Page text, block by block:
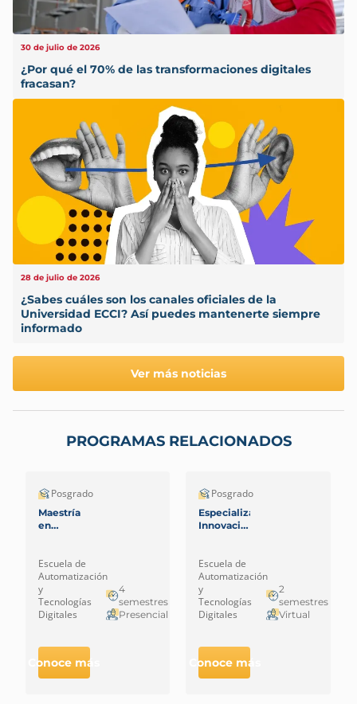
30 de julio de 2026
¿Por qué el 70% de las transformaciones digitales
fracasan?
28 de julio de 2026
¿Sabes cuáles son los canales oficiales de la
Universidad ECCI? Así puedes mantenerte siempre
informado
Ver más noticias
PROGRAMAS RELACIONADOS
Posgrado
Maestría
en
Escuela de
Automatización
y
Tecnologías
Digitales
4
semestres
Presencial
Conoce más
Posgrado
Especialización
Innovación
por TIC –
Virtual
Escuela de
Automatización
y
Tecnologías
Digitales
2
semestres
Virtual
Conoce más